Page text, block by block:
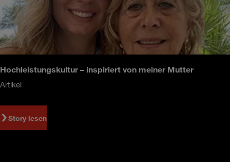
Hochleistungskultur – inspiriert von meiner Mutter
Artikel
Story lesen